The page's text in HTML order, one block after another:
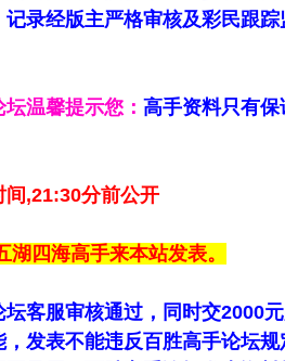
录经版主严格审核及彩民跟
温馨提示您： 高手资料只有
间,21:30分前公开
四海高手来本站发表。
客服审核通过，同时交2000
发表不能违反百胜高手论坛